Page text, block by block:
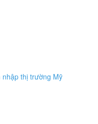
nhập thị trường Mỹ